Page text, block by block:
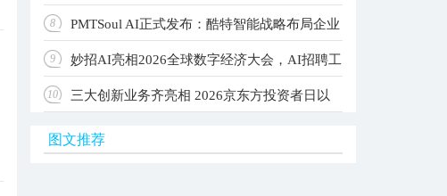
大冰象深冷锁鲜实力
8 PMTSoul AI正式发布：酷特智能战略布局企业
级Agent OS，让每家公司拥有自己的AI团队
9 妙招AI亮相2026全球数字经济大会，AI招聘工
作台入选国家级典型案例
10 三大创新业务齐亮相 2026京东方投资者日以
图文推荐